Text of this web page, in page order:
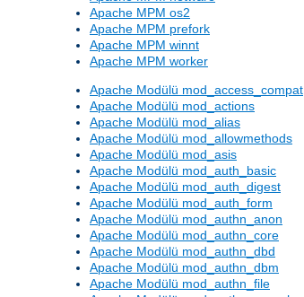
Apache MPM os2
Apache MPM prefork
Apache MPM winnt
Apache MPM worker
Apache Modülü mod_access_compat
Apache Modülü mod_actions
Apache Modülü mod_alias
Apache Modülü mod_allowmethods
Apache Modülü mod_asis
Apache Modülü mod_auth_basic
Apache Modülü mod_auth_digest
Apache Modülü mod_auth_form
Apache Modülü mod_authn_anon
Apache Modülü mod_authn_core
Apache Modülü mod_authn_dbd
Apache Modülü mod_authn_dbm
Apache Modülü mod_authn_file